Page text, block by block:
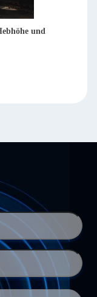
und